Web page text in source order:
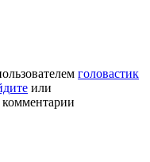
головастик
или
комментарии